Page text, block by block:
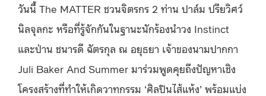
วันนี้ The MATTER ชวนจิตรกร 2 ท่าน ปาล์ม ปรียวิศว์
นิลจุลกะ หรือที่รู้จักกันในฐานะนักร้องนำวง Instinct
และป่าน ชนารดี ฉัตรกุล ณ อยุธยา เจ้าของนามปากกา
Juli Baker And Summer มาร่วมพูดคุยถึงปัญหาเชิง
โครงสร้างที่ทำให้เกิดวาทกรรม ‘ศิลปินไส้แห้ง’ พร้อมแบ่ง